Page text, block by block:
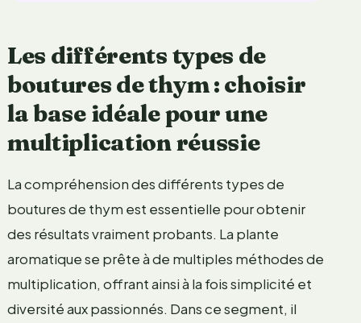
Les différents types de
boutures de thym : choisir
la base idéale pour une
multiplication réussie
La compréhension des différents types de
boutures de thym est essentielle pour obtenir
des résultats vraiment probants. La plante
aromatique se prête à de multiples méthodes de
multiplication, offrant ainsi à la fois simplicité et
diversité aux passionnés. Dans ce segment, il